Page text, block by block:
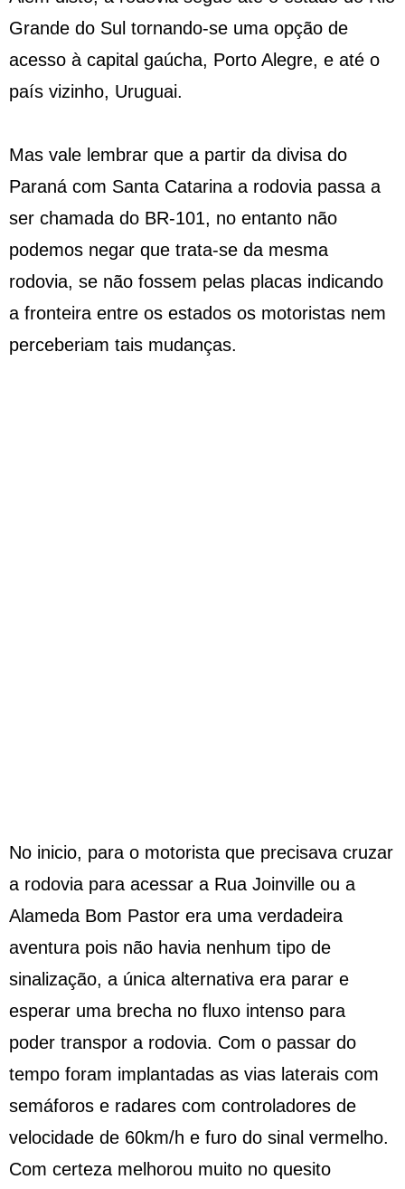
Grande do Sul tornando-se uma opção de
acesso à capital gaúcha, Porto Alegre, e até o
país vizinho, Uruguai.
Mas vale lembrar que a partir da divisa do
Paraná com Santa Catarina a rodovia passa a
ser chamada do BR-101, no entanto não
podemos negar que trata-se da mesma
rodovia, se não fossem pelas placas indicando
a fronteira entre os estados os motoristas nem
perceberiam tais mudanças.
No inicio, para o motorista que precisava cruzar
a rodovia para acessar a Rua Joinville ou a
Alameda Bom Pastor era uma verdadeira
aventura pois não havia nenhum tipo de
sinalização, a única alternativa era parar e
esperar uma brecha no fluxo intenso para
poder transpor a rodovia. Com o passar do
tempo foram implantadas as vias laterais com
semáforos e radares com controladores de
velocidade de 60km/h e furo do sinal vermelho.
Com certeza melhorou muito no quesito